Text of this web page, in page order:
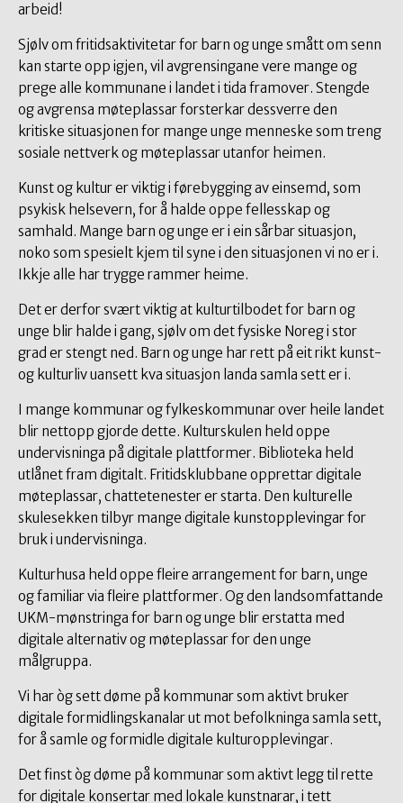
arbeid!
Sjølv om fritidsaktivitetar for barn og unge smått om senn
kan starte opp igjen, vil avgrensingane vere mange og
prege alle kommunane i landet i tida framover. Stengde
og avgrensa møteplassar forsterkar dessverre den
kritiske situasjonen for mange unge menneske som treng
sosiale nettverk og møteplassar utanfor heimen.
Kunst og kultur er viktig i førebygging av einsemd, som
psykisk helsevern, for å halde oppe fellesskap og
samhald. Mange barn og unge er i ein sårbar situasjon,
noko som spesielt kjem til syne i den situasjonen vi no er i.
Ikkje alle har trygge rammer heime.
Det er derfor svært viktig at kulturtilbodet for barn og
unge blir halde i gang, sjølv om det fysiske Noreg i stor
grad er stengt ned. Barn og unge har rett på eit rikt kunst-
og kulturliv uansett kva situasjon landa samla sett er i.
I mange kommunar og fylkeskommunar over heile landet
blir nettopp gjorde dette. Kulturskulen held oppe
undervisninga på digitale plattformer. Biblioteka held
utlånet fram digitalt. Fritidsklubbane opprettar digitale
møteplassar, chattetenester er starta. Den kulturelle
skulesekken tilbyr mange digitale kunstopplevingar for
bruk i undervisninga.
Kulturhusa held oppe fleire arrangement for barn, unge
og familiar via fleire plattformer. Og den landsomfattande
UKM-mønstringa for barn og unge blir erstatta med
digitale alternativ og møteplassar for den unge
målgruppa.
Vi har òg sett døme på kommunar som aktivt bruker
digitale formidlingskanalar ut mot befolkninga samla sett,
for å samle og formidle digitale kulturopplevingar.
Det finst òg døme på kommunar som aktivt legg til rette
for digitale konsertar med lokale kunstnarar, i tett